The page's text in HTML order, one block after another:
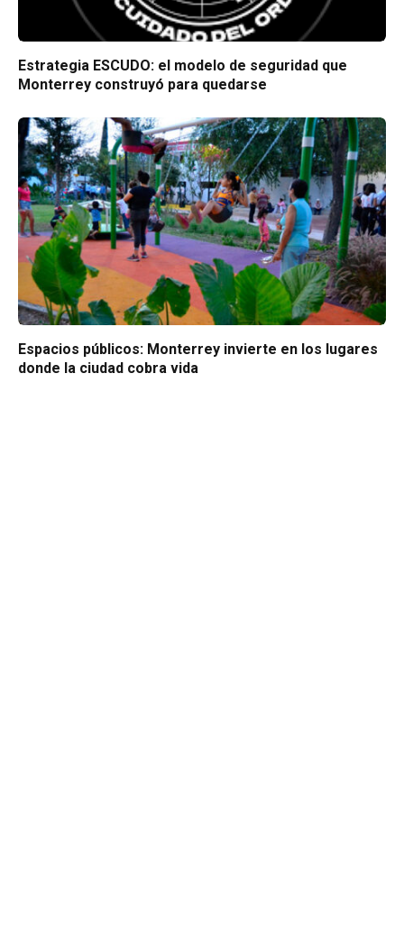
Estrategia ESCUDO: el modelo de seguridad que
Monterrey construyó para quedarse
Espacios públicos: Monterrey invierte en los lugares
donde la ciudad cobra vida